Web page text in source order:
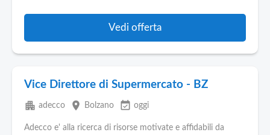
Vedi offerta
Vice Direttore di Supermercato - BZ
apartment adecco place Bolzano event_available oggi
Adecco e' alla ricerca di risorse motivate e affidabili da